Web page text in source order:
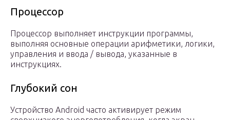
Процессор
Процессор выполняет инструкции программы,
выполняя основные операции арифметики, логики,
управления и ввода / вывода, указанные в
инструкциях.
Глубокий сон
Устройство Android часто активирует режим